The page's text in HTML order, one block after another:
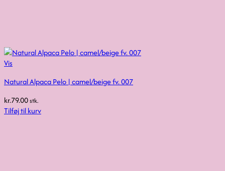
Vis
Natural Alpaca Pelo | camel/beige fv. 007
kr.79.00stk.
Tilføj til kurv